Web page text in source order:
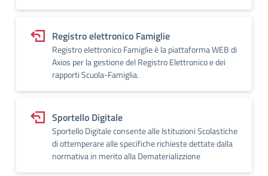
Registro elettronico Famiglie
Registro elettronico Famiglie è la piattaforma WEB di
Axios per la gestione del Registro Elettronico e dei
rapporti Scuola-Famiglia.
Sportello Digitale
Sportello Digitale consente alle Istituzioni Scolastiche
di ottemperare alle specifiche richieste dettate dalla
normativa in merito alla Dematerializzione